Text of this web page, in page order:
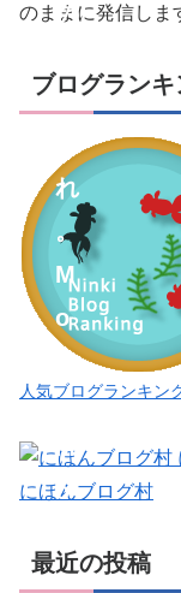
の
れ
れ
。
M
o
i
M
o
i
のままに発信しま
ブログラン
人気ブログランキン
にほんブログ村
最近の投稿